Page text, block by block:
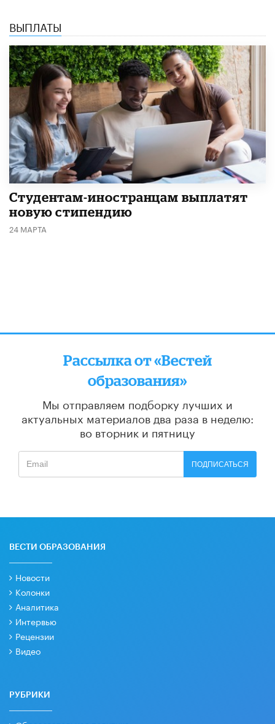
ВЫПЛАТЫ
Студентам-иностранцам выплатят
новую стипендию
24 МАРТА
Рассылка от «Вестей
образования»
Мы отправляем подборку лучших и
актуальных материалов два раза в неделю:
во вторник и пятницу
ПОДПИСАТЬСЯ
ВЕСТИ ОБРАЗОВАНИЯ
Новости
Колонки
Аналитика
Интервью
Рецензии
Видео
РУБРИКИ